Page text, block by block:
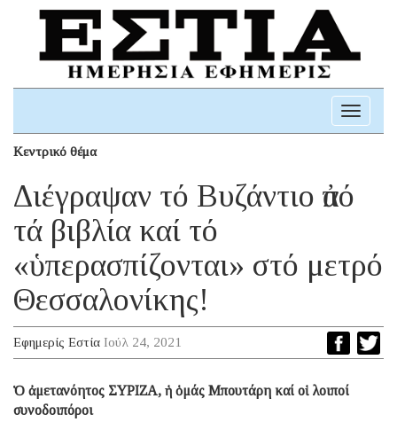
Toggle
Κεντρικό θέμα
Διέγραψαν τό Βυζάντιο ἀπό
τά βιβλία καί τό
«ὑπερασπίζονται» στό μετρό
Θεσσαλονίκης!
Εφημερίς Εστία Ιούλ 24, 2021
Ὁ ἀμετανόητος ΣΥΡΙΖΑ, ἡ ὁμάς Μπουτάρη καί οἱ λοιποί
συνοδοιπόροι